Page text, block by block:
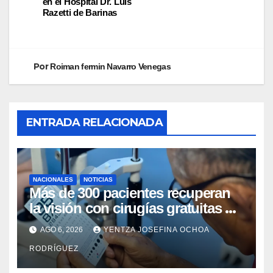
Razetti de Barinas
PorRoiman fermin Navarro Venegas
ENTRADA RELACIONADA
NACIONALES NOTICIAS
Más de 300 pacientes recuperan
la visión con cirugías gratuitas de
cataratas en Zulia
AGO 6, 2026 YENTZA JOSEFINA OCHOA
RODRÍGUEZ